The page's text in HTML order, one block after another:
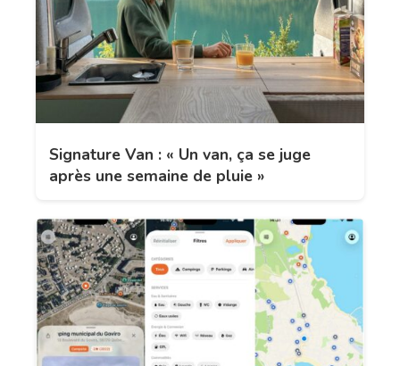
Signature Van : « Un van, ça se juge
après une semaine de pluie »